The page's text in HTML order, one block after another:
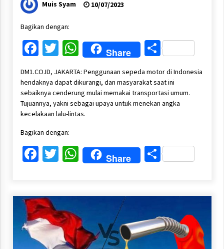
Muis Syam 10/07/2023
Bagikan dengan:
Facebook
Twitter
WhatsApp
Share Share
DM1.CO.ID, JAKARTA: Penggunaan sepeda motor di Indonesia
hendaknya dapat dikurangi, dan masyarakat saat ini
sebaiknya cenderung mulai memakai transportasi umum.
Tujuannya, yakni sebagai upaya untuk menekan angka
kecelakaan lalu-lintas.
Bagikan dengan:
Facebook
Twitter
WhatsApp
Share Share